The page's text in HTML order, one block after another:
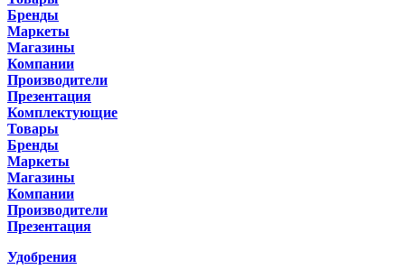
Бренды
Маркеты
Магазины
Компании
Производители
Презентация
Комплектующие
Товары
Бренды
Маркеты
Магазины
Компании
Производители
Презентация
Удобрения